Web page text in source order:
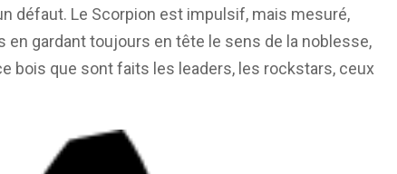
défaut. Le Scorpion est impulsif, mais mesuré,
en gardant toujours en tête le sens de la noblesse,
bois que sont faits les leaders, les rockstars, ceux